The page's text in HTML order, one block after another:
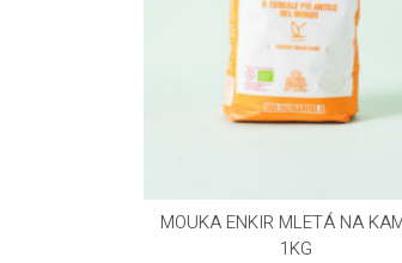
MOUKA ENKIR MLETÁ NA
1KG